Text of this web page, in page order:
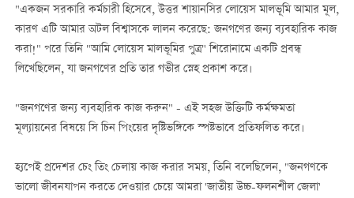
"একজন সরকারি কর্মচারী হিসেবে, উত্তর শায়ানসির লোয়েস মালভূমি আমার মূল,
কারণ এটি আমার অটল বিশ্বাসকে লালন করেছে: জনগণের জন্য ব্যবহারিক কাজ
করা!" পরে তিনি "আমি লোয়েস মালভূমির পুত্র" শিরোনামে একটি প্রবন্ধ
লিখেছিলেন, যা জনগণের প্রতি তার গভীর স্নেহ প্রকাশ করে।
"জনগণের জন্য ব্যবহারিক কাজ করুন" - এই সহজ উক্তিটি কর্মক্ষমতা
মূল্যায়নের বিষয়ে সি চিন পিংয়ের দৃষ্টিভঙ্গিকে স্পষ্টভাবে প্রতিফলিত করে।
হ্যপেই প্রদেশর চেং তিং চেলায় কাজ করার সময়, তিনি বলেছিলেন, "জনগণকে
ভালো জীবনযাপন করতে দেওয়ার চেয়ে আমরা 'জাতীয় উচ্চ-ফলনশীল জেলা'